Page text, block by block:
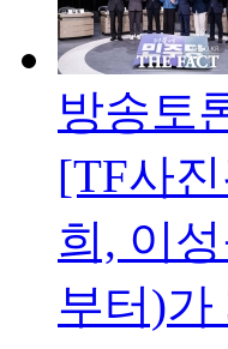
방송토
[TF사
희, 이
부터)가